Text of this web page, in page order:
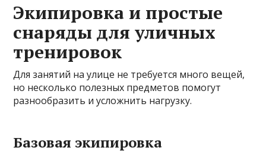
Экипировка и простые
снаряды для уличных
тренировок
Для занятий на улице не требуется много вещей,
но несколько полезных предметов помогут
разнообразить и усложнить нагрузку.
Базовая экипировка